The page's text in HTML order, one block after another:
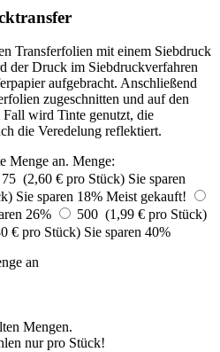
Transferfolien mit einem Siebdruck
der Druck im Siebdruckverfahren
aufgebracht. Anschließend
zugeschnitten und auf den
wird Tinte genutzt, die
die Veredelung reflektiert.
Menge an. Menge:
75 (2,60 € pro Stück) Sie sparen
Sie sparen 18% Meist gekauft!
26%
500 (1,99 € pro Stück)
€ pro Stück) Sie sparen 40%
an
Mengen.
nurpro Stück!